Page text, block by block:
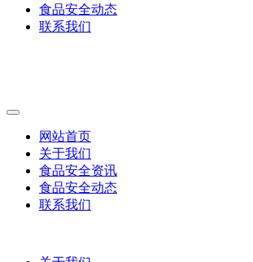
食品安全动态
联系我们
网站首页
关于我们
食品安全资讯
食品安全动态
联系我们